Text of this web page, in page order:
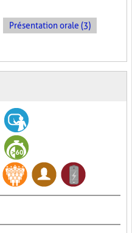
Présentation orale (3)